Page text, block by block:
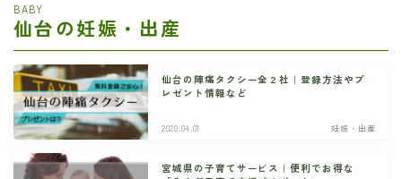
BABY
仙台の妊娠・出産
仙台の陣痛タクシー全２社｜登録方法やプ
レゼント情報など
2020.04.01 妊娠・出産
宮城県の子育てサービス｜便利でお得な